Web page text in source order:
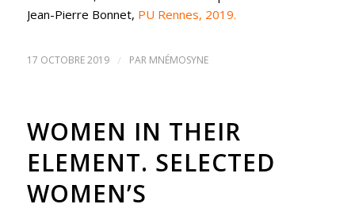
Jean-Pierre Bonnet, PU Rennes, 2019.
17 OCTOBRE 2019 / PAR MNÉMOSYNE
WOMEN IN THEIR
ELEMENT. SELECTED
WOMEN’S